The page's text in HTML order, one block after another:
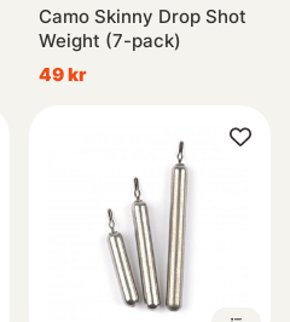
Camo Skinny Drop Shot
Weight (7-pack)
49 kr